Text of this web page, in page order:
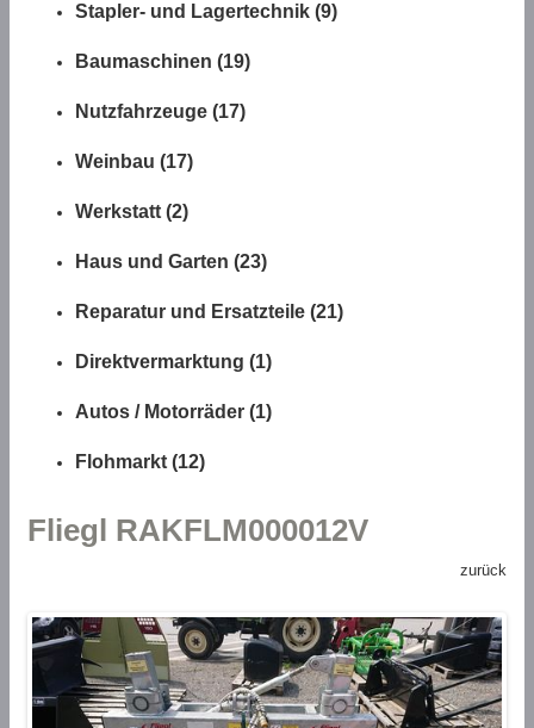
Stapler- und Lagertechnik (9)
Baumaschinen (19)
Nutzfahrzeuge (17)
Weinbau (17)
Werkstatt (2)
Haus und Garten (23)
Reparatur und Ersatzteile (21)
Direktvermarktung (1)
Autos / Motorräder (1)
Flohmarkt (12)
Fliegl RAKFLM000012V
zurück